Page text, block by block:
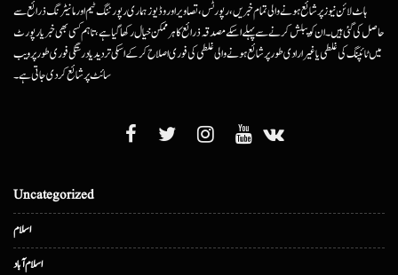
ہاٹ لائن نیوز پر شائع ہونے والی تمام خبریں، رپورٹس، تصاویر اور وڈیوز ہماری رپورٹنگ ٹیم اور مانیٹرنگ ذرائع سے
حاصل کی گئی ہیں۔ ان کو پبلش کرنے سے پہلے اسکے مصدقہ ذرائع کا ہرممکن خیال رکھا گیا ہے، تاہم کسی بھی خبر یا رپورٹ
میں ٹائپنگ کی غلطی یا غیرارادی طور پر شائع ہونے والی غلطی کی فوری اصلاح کرکے اسکی تردید یا درستگی فوری طور پر ویب
سائٹ پر شائع کردی جاتی ہے۔
Uncategorized
اسلام
اسلام آباد